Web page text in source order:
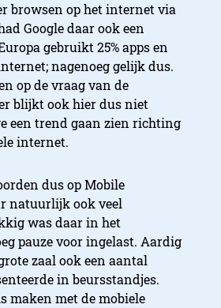
browsen op het internet via
Google daar ook een
gebruikt 25% apps en
nagenoeg gelijk dus.
op de vraag van de
blijkt ook hier dus niet
een trend gaan zien richting
internet.
dus op Mobile
natuurlijk ook veel
was daar in het
pauze voor ingelast. Aardig
zaal ook een aantal
in beursstandjes.
maken met de mobiele